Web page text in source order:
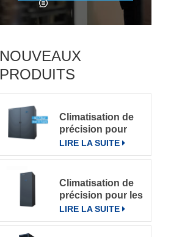
NOUVEAUX
PRODUITS
Climatisation de
précision pour
grande salle de
serveurs
LIRE LA SUITE
Climatisation de
précision pour les
salles
informatiques
LIRE LA SUITE